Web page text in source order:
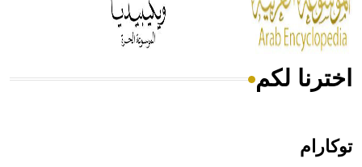
أجود أنواعه، ويمتاز بكبر الحجم ويسمى الش
هل تعلم أن الأبسيد كلمة فرنسية اللفظ تم اعتمادها مصطلحاً
اخترنا لكم
توكارام